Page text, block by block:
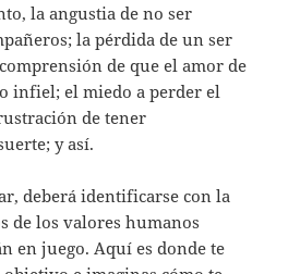
la angustia de no ser
la pérdida de un ser
de que el amor de
infiel; el miedo a perder el
de tener
y así.
deberá identificarse con la
de los valores humanos
en juego. Aquí es donde te